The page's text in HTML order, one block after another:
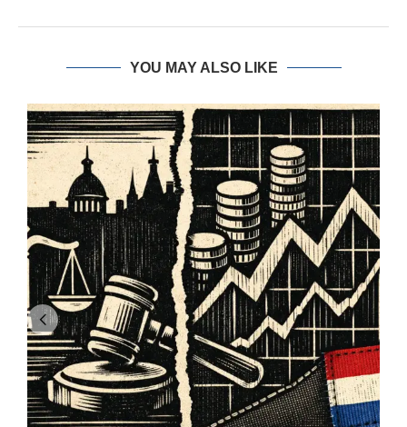
YOU MAY ALSO LIKE